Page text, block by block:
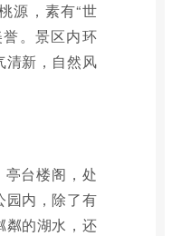
源，素有“世
。景区内环
清新，自然风
台楼阁，处
园内，除了有
粼的湖水，还